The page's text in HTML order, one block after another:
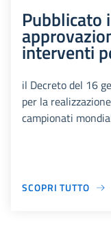
Pubblicato
interventi
il Decreto del 16
per la
campionati
SCOPRI TUTTO